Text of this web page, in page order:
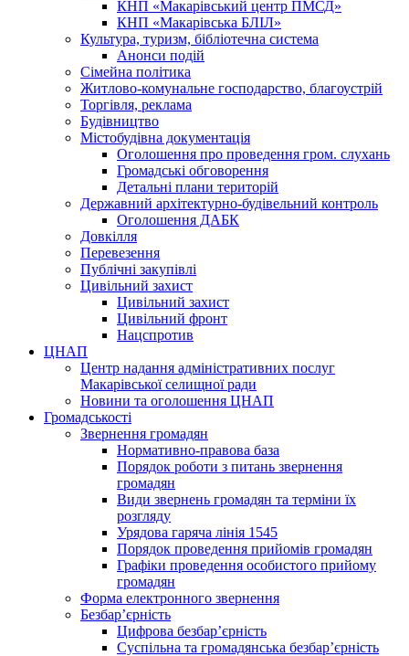
КНП «Макарівський центр ПМСД»
КНП «Макарівська БЛІЛ»
Культура, туризм, бібліотечна система
Анонси подій
Сімейна політика
Житлово-комунальне господарство, благоустрій
Торгівля, реклама
Будівництво
Містобудівна документація
Оголошення про проведення гром. слухань
Громадські обговорення
Детальні плани територій
Державний архітектурно-будівельний контроль
Оголошення ДАБК
Довкілля
Перевезення
Публічні закупівлі
Цивільний захист
Цивільний захист
Цивільний фронт
Нацспротив
ЦНАП
Центр надання адміністративних послуг
Макарівської селищної ради
Новини та оголошення ЦНАП
Громадськості
Звернення громадян
Нормативно-правова база
Порядок роботи з питань звернення
громадян
Види звернень громадян та терміни їх
розгляду
Урядова гаряча лінія 1545
Порядок проведення прийомів громадян
Графіки проведення особистого прийому
громадян
Форма електронного звернення
Безбар’єрність
Цифрова безбар’єрність
Суспільна та громадянська безбар’єрність